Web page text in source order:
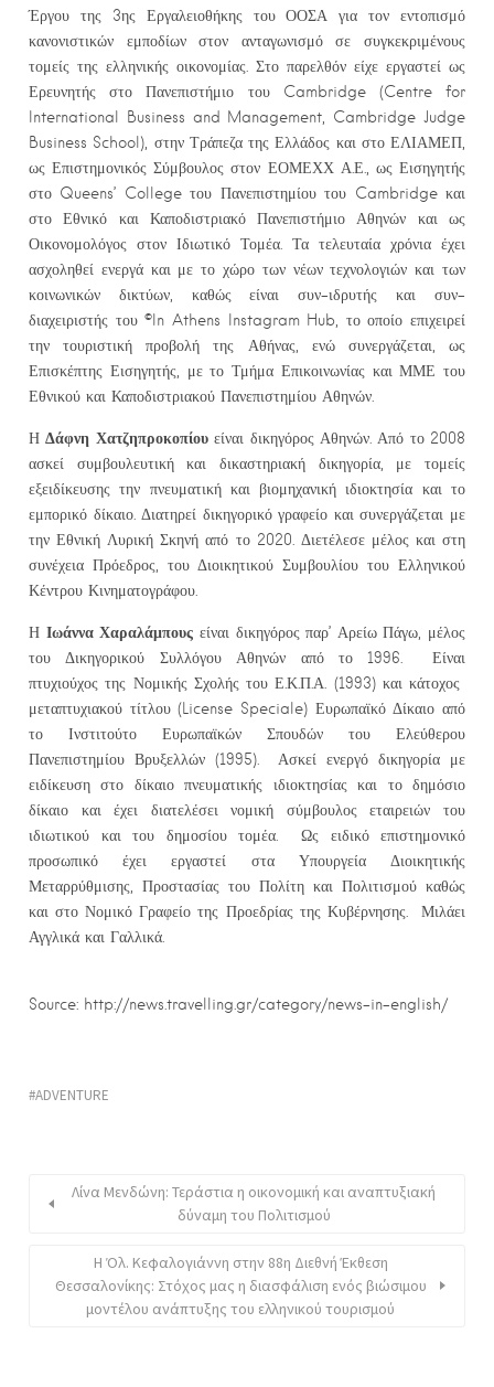
Έργου της 3ης Εργαλειοθήκης του ΟΟΣΑ για τον εντοπισμό
κανονιστικών εμποδίων στον ανταγωνισμό σε συγκεκριμένους
τομείς της ελληνικής οικονομίας. Στο παρελθόν είχε εργαστεί ως
Ερευνητής στο Πανεπιστήμιο του Cambridge (Centre for
International Business and Management, Cambridge Judge
Business School), στην Τράπεζα της Ελλάδος και στο ΕΛΙΑΜΕΠ,
ως Επιστημονικός Σύμβουλος στον ΕΟΜΕΧΧ Α.Ε., ως Εισηγητής
στο Queens’ College του Πανεπιστημίου του Cambridge και
στο Εθνικό και Καποδιστριακό Πανεπιστήμιο Αθηνών και ως
Οικονομολόγος στον Ιδιωτικό Τομέα. Τα τελευταία χρόνια έχει
ασχοληθεί ενεργά και με το χώρο των νέων τεχνολογιών και των
κοινωνικών δικτύων, καθώς είναι συν-ιδρυτής και συν-
διαχειριστής του ©In Athens Instagram Hub, το οποίο επιχειρεί
την τουριστική προβολή της Αθήνας, ενώ συνεργάζεται, ως
Επισκέπτης Εισηγητής, με το Τμήμα Επικοινωνίας και ΜΜΕ του
Εθνικού και Καποδιστριακού Πανεπιστημίου Αθηνών.
ΗΔάφνη Χατζηπροκοπίουείναι δικηγόρος Αθηνών. Από το 2008
ασκεί συμβουλευτική και δικαστηριακή δικηγορία, με τομείς
εξειδίκευσης την πνευματική και βιομηχανική ιδιοκτησία και το
εμπορικό δίκαιο. Διατηρεί δικηγορικό γραφείο και συνεργάζεται με
την Εθνική Λυρική Σκηνή από το 2020. Διετέλεσε μέλος και στη
συνέχεια Πρόεδρος, του Διοικητικού Συμβουλίου του Ελληνικού
Κέντρου Κινηματογράφου.
Η Ιωάννα Χαραλάμπους είναι δικηγόρος παρ’ Αρείω Πάγω, μέλος
του Δικηγορικού Συλλόγου Αθηνών από το 1996. Είναι
πτυχιούχος της Νομικής Σχολής του Ε.Κ.Π.Α. (1993) και κάτοχος
μεταπτυχιακού τίτλου (License Speciale) Ευρωπαϊκό Δίκαιο από
το Ινστιτούτο Ευρωπαϊκών Σπουδών του Ελεύθερου
Πανεπιστημίου Βρυξελλών (1995). Ασκεί ενεργό δικηγορία με
ειδίκευση στο δίκαιο πνευματικής ιδιοκτησίας και το δημόσιο
δίκαιο και έχει διατελέσει νομική σύμβουλος εταιρειών του
ιδιωτικού και του δημοσίου τομέα. Ως ειδικό επιστημονικό
προσωπικό έχει εργαστεί στα Υπουργεία Διοικητικής
Μεταρρύθμισης, Προστασίας του Πολίτη και Πολιτισμού καθώς
και στο Νομικό Γραφείο της Προεδρίας της Κυβέρνησης. Μιλάει
Αγγλικά και Γαλλικά.
Source: http://news.travelling.gr/category/news-in-english/
ADVENTURE
Λίνα Μενδώνη: Τεράστια η οικονομική και αναπτυξιακή
δύναμη του Πολιτισμού
Η Όλ. Κεφαλογιάννη στην 88η Διεθνή Έκθεση
Θεσσαλονίκης: Στόχος μας η διασφάλιση ενός βιώσιμου
μοντέλου ανάπτυξης του ελληνικού τουρισμού